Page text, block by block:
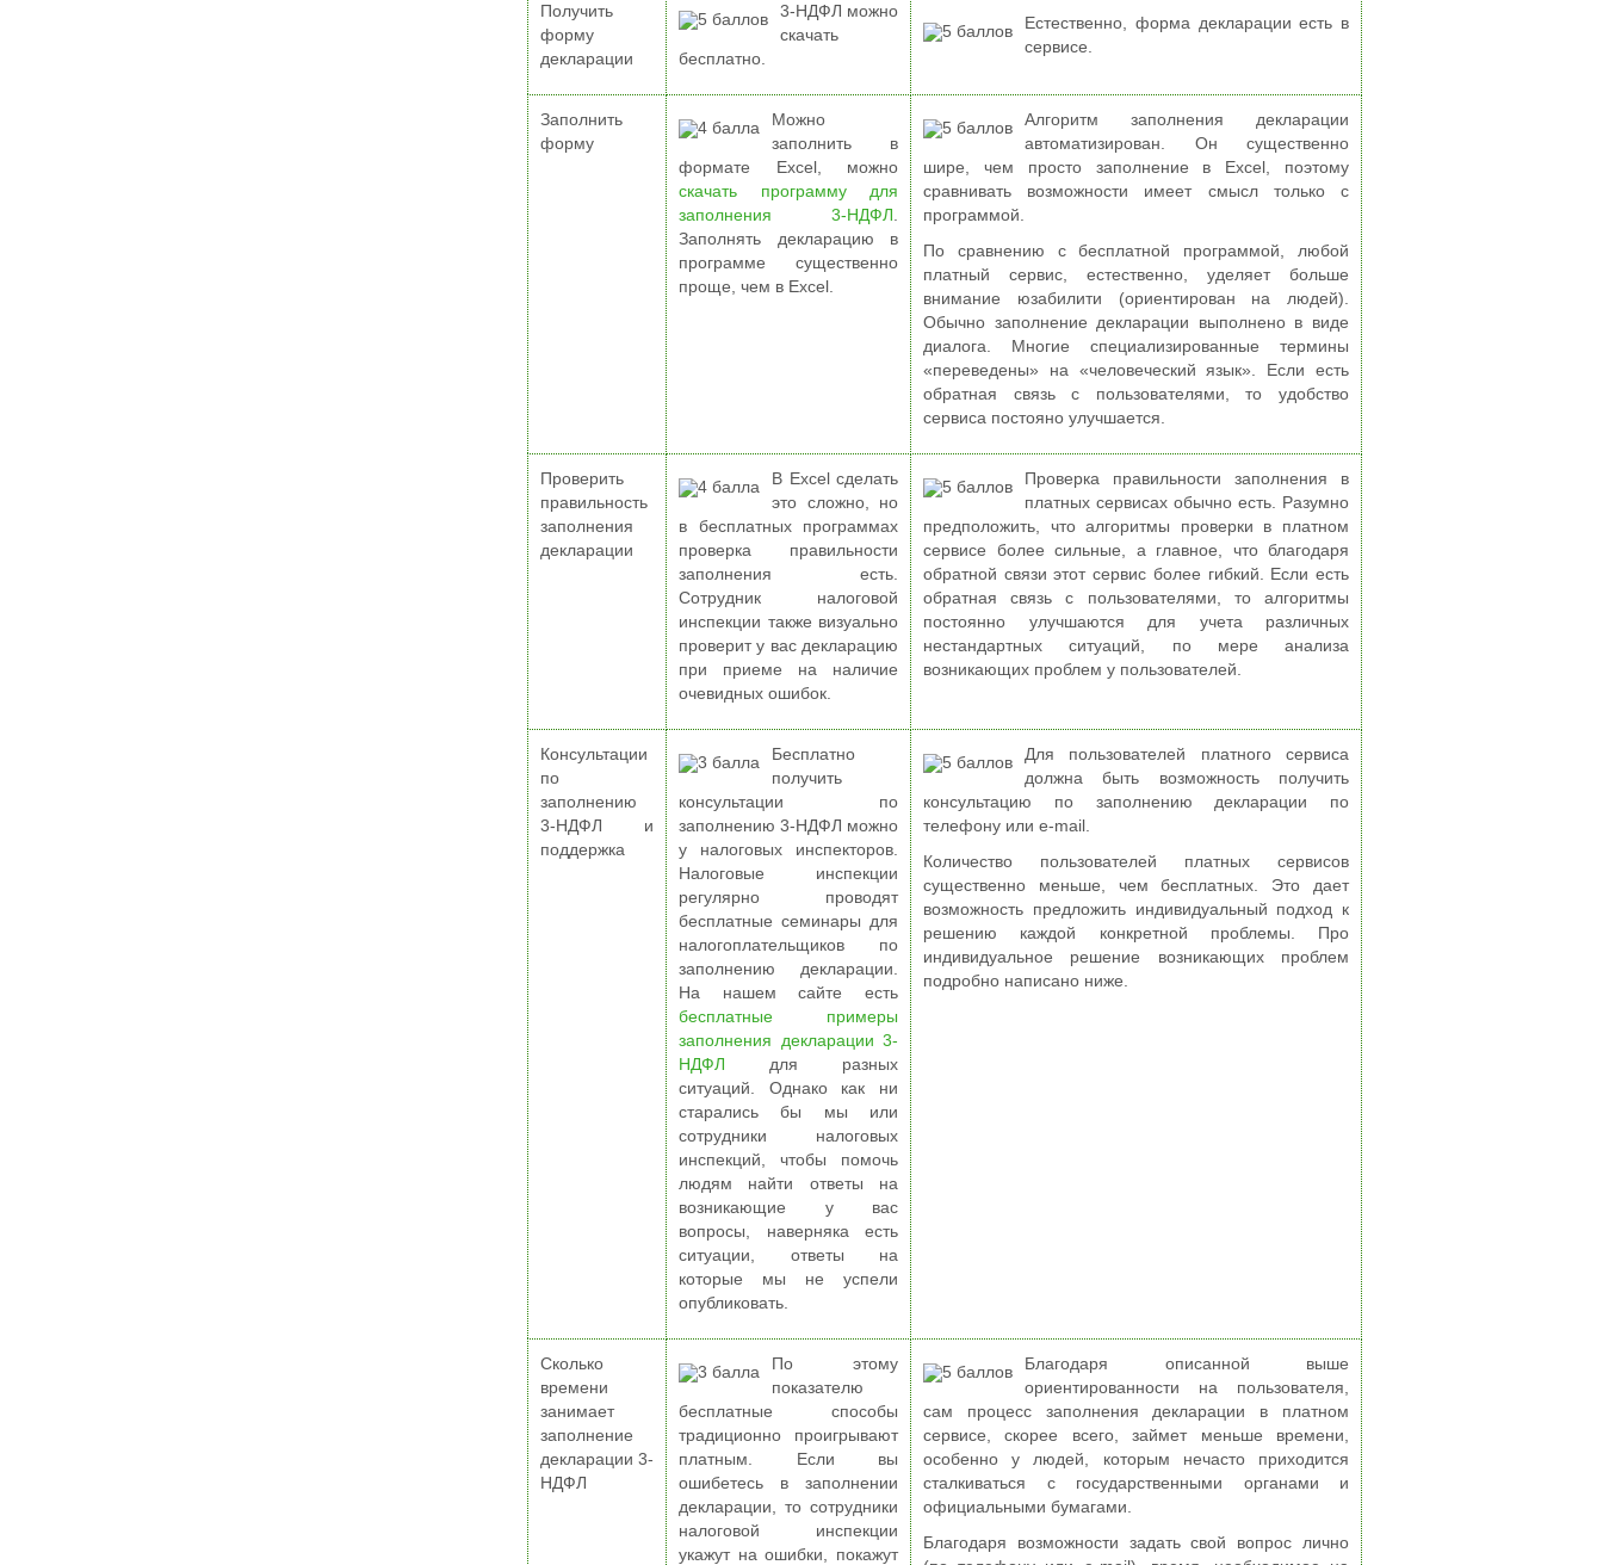
Получить
форму
декларации
3-НДФЛ можно
скачать
бесплатно.
Естественно, форма декларации есть в
сервисе.
Заполнить
форму
Можно
заполнить в
формате Excel, можно
скачать программу для
заполнения 3-НДФЛ
Заполнять декларацию в
программе существенно
проще, чем в Excel.
Алгоритм заполнения декларации
автоматизирован. Он существенно
шире, чем просто заполнение в Excel, поэтому
сравнивать возможности имеет смысл только с
программой.
По сравнению с бесплатной программой, любой
платный сервис, естественно, уделяет больше
внимание юзабилити (ориентирован на людей).
Обычно заполнение декларации выполнено в виде
диалога. Многие специализированные термины
«переведены» на «человеческий язык». Если есть
обратная связь с пользователями, то удобство
сервиса постояно улучшается.
Проверить
правильность
заполнения
декларации
В Excel сделать
это сложно, но
в бесплатных программах
проверка правильности
заполнения есть.
Сотрудник налоговой
инспекции также визуально
проверит у вас декларацию
при приеме на наличие
очевидных ошибок.
Проверка правильности заполнения в
платных сервисах обычно есть. Разумно
предположить, что алгоритмы проверки в платном
сервисе более сильные, а главное, что благодаря
обратной связи этот сервис более гибкий. Если есть
обратная связь с пользователями, то алгоритмы
постоянно улучшаются для учета различных
нестандартных ситуаций, по мере анализа
возникающих проблем у пользователей.
Консультации
по
заполнению
3-НДФЛ и
поддержка
Бесплатно
получить
консультации по
заполнению 3-НДФЛ можно
у налоговых инспекторов.
Налоговые инспекции
регулярно проводят
бесплатные семинары для
налогоплательщиков по
заполнению декларации.
На нашем сайте есть
бесплатные примеры
заполнения декларации 3-
НДФЛ для разных
ситуаций. Однако как ни
старались бы мы или
сотрудники налоговых
инспекций, чтобы помочь
людям найти ответы на
возникающие у вас
вопросы, наверняка есть
ситуации, ответы на
которые мы не успели
опубликовать.
Для пользователей платного сервиса
должна быть возможность получить
консультацию по заполнению декларации по
телефону или e-mail.
Количество пользователей платных сервисов
существенно меньше, чем бесплатных. Это дает
возможность предложить индивидуальный подход к
решению каждой конкретной проблемы. Про
индивидуальное решение возникающих проблем
подробно написано ниже.
Сколько
времени
занимает
заполнение
декларации 3-
НДФЛ
По этому
показателю
бесплатные способы
традиционно проигрывают
платным. Если вы
ошибетесь в заполнении
декларации, то сотрудники
налоговой инспекции
укажут на ошибки, покажут
Благодаря описанной выше
ориентированности на пользователя,
сам процесс заполнения декларации в платном
сервисе, скорее всего, займет меньше времени,
особенно у людей, которым нечасто приходится
сталкиваться с государственными органами и
официальными бумагами.
Благодаря возможности задать свой вопрос лично